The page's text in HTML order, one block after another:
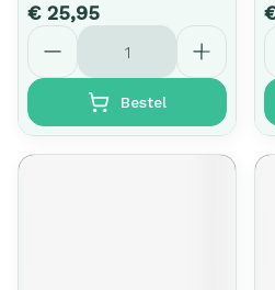
€ 25,95
Aantal
Bestel